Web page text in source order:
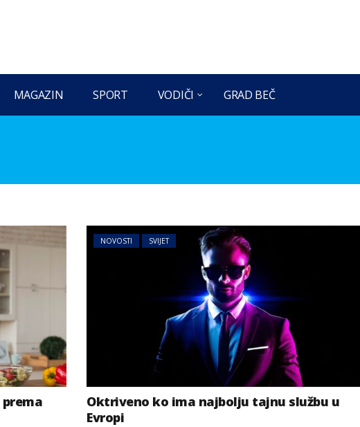
MAGAZIN SPORT VODIČI GRAD BEČ
NOVOSTI SVIJET
Oktriveno ko ima najbolju tajnu službu u
Evropi